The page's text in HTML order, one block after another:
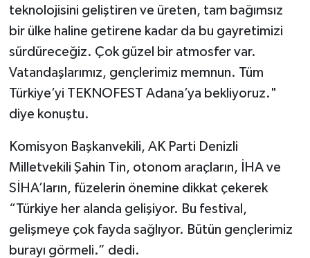
teknolojisini geliştiren ve üreten, tam bağımsız
bir ülke haline getirene kadar da bu gayretimizi
sürdüreceğiz. Çok güzel bir atmosfer var.
Vatandaşlarımız, gençlerimiz memnun. Tüm
Türkiye’yi TEKNOFEST Adana’ya bekliyoruz."
diye konuştu.
Komisyon Başkanvekili, AK Parti Denizli
Milletvekili Şahin Tin, otonom araçların, İHA ve
SİHA’ların, füzelerin önemine dikkat çekerek
“Türkiye her alanda gelişiyor. Bu festival,
gelişmeye çok fayda sağlıyor. Bütün gençlerimiz
burayı görmeli.” dedi.